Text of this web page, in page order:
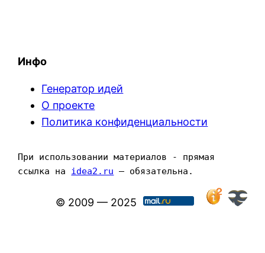
Инфо
Генератор идей
О проекте
Политика конфиденциальности
При использовании материалов - прямая
ссылка на idea2.ru — обязательна.
© 2009 — 2025